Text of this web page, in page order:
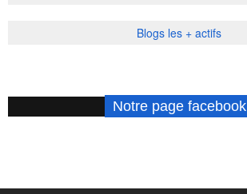
Blogs les + actifs
Notre page facebook